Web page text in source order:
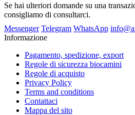
Se hai ulteriori domande su una
consigliamo di consultarci.
Messenger Telegram WhatsApp
Informazione
Pagamento, spedizione, export
Regole di sicurezza biocamini
Regole di acquisto
Privacy Policy
Terms and conditions
Contattaci
Mappa del sito